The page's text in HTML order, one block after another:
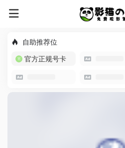
自助推荐位
官方正规号卡